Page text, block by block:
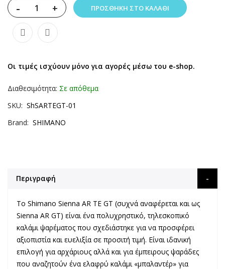
- + ΠΡΟΣΘΉΚΗ ΣΤΟ ΚΑΛΆΘΙ
Οι τιμές ισχύουν μόνο για αγορές μέσω του e-shop.
Διαθεσιμότητα: Σε απόθεμα
SKU
ShSARTEGT-01
Brand
SHIMANO
Περιγραφή
Το Shimano Sienna AR TE GT (συχνά αναφέρεται και ως
Sienna AR GT) είναι ένα πολυχρηστικό, τηλεσκοπικό
καλάμι ψαρέματος που σχεδιάστηκε για να προσφέρει
αξιοπιστία και ευελιξία σε προσιτή τιμή. Είναι ιδανική
επιλογή για αρχάριους αλλά και για έμπειρους ψαράδες
που αναζητούν ένα ελαφρύ καλάμι «μπαλαντέρ» για